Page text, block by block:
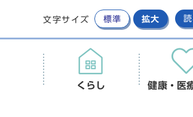
文字サイズ 標準 拡大
くらし 健康・医